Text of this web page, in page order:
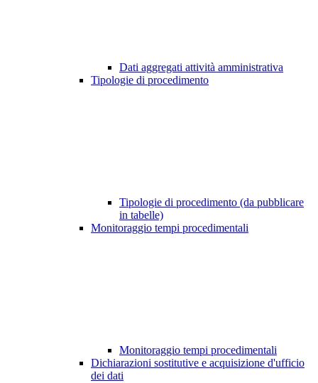
Dati aggregati attività amministrativa
Tipologie di procedimento
Tipologie di procedimento (da pubblicare
in tabelle)
Monitoraggio tempi procedimentali
Monitoraggio tempi procedimentali
Dichiarazioni sostitutive e acquisizione d'ufficio
dei dati